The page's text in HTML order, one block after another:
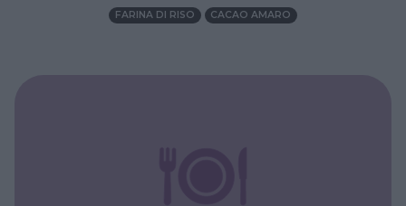
FARINA DI RISO CACAO AMARO